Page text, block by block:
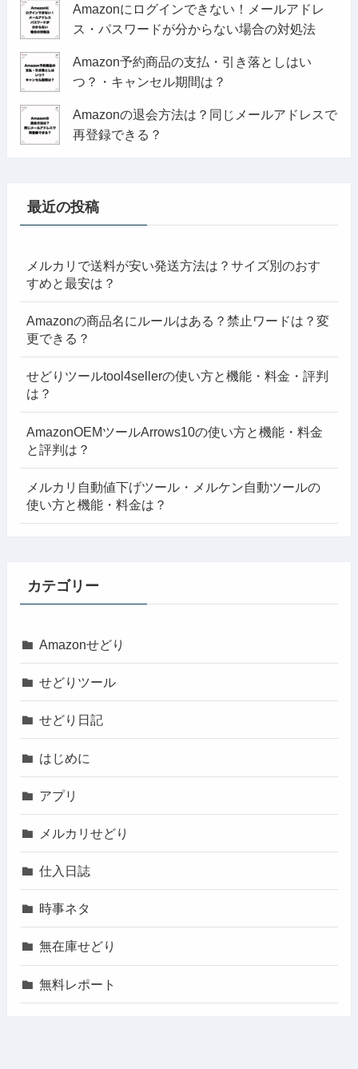
Amazonにログインできない！メールアドレ
ス・パスワードが分からない場合の対処法
Amazon予約商品の支払・引き落としはい
つ？・キャンセル期間は？
Amazonの退会方法は？同じメールアドレスで
再登録できる？
最近の投稿
メルカリで送料が安い発送方法は？サイズ別のおす
すめと最安は？
Amazonの商品名にルールはある？禁止ワードは？変
更できる？
せどりツールtool4sellerの使い方と機能・料金・評判
は？
AmazonOEMツールArrows10の使い方と機能・料金
と評判は？
メルカリ自動値下げツール・メルケン自動ツールの
使い方と機能・料金は？
カテゴリー
Amazonせどり
せどりツール
せどり日記
はじめに
アプリ
メルカリせどり
仕入日誌
時事ネタ
無在庫せどり
無料レポート